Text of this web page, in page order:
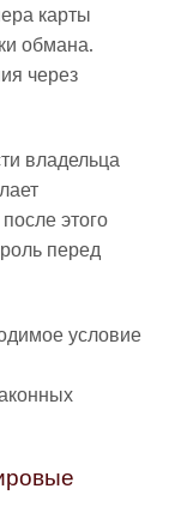
карты
обмана.
через
владельца
этого
перед
условие